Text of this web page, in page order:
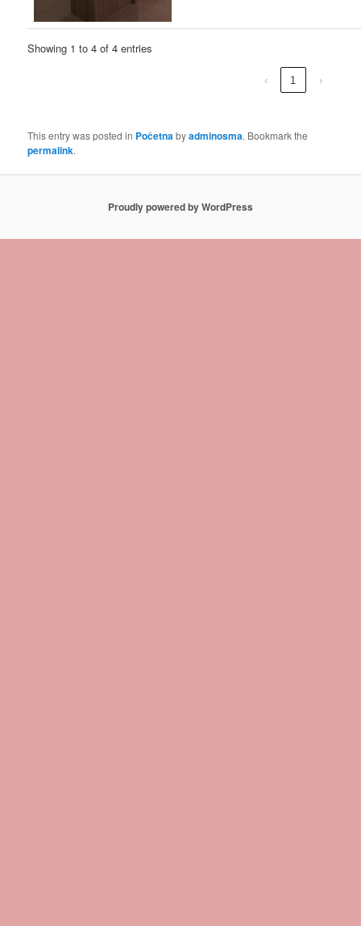
Showing 1 to 4 of 4 entries
‹ 1 ›
This entry was posted in Početnabyadminosma. Bookmark the
permalink.
Proudly powered by WordPress